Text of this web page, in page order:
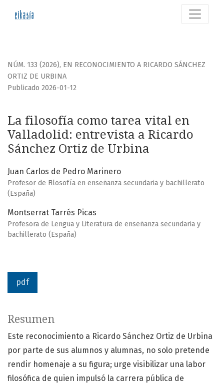
NÚM. 133 (2026), EN RECONOCIMIENTO A RICARDO SÁNCHEZ
ORTIZ DE URBINA
La filosofía como tarea vital en
Valladolid: entrevista a Ricardo
Sánchez Ortiz de Urbina
Publicado 2026-01-12
Juan Carlos de Pedro Marinero
Profesor de Filosofía en enseñanza secundaria y bachillerato
(España)
Montserrat Tarrés Picas
Profesora de Lengua y Literatura de enseñanza secundaria y
bachillerato (España)
pdf
Resumen
Este reconocimiento a Ricardo Sánchez Ortiz de Urbina
por parte de sus alumnos y alumnas, no solo pretende
rendir homenaje a su figura; urge visibilizar una labor
filosófica de quien impulsó la carrera pública de